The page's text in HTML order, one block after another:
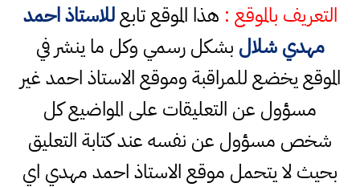
التعريف بالموقع : هذا الموقع تابعللاستاذ احمد
مهدي شلال بشكل رسمي وكل ما ينشر في
الموقع يخضع للمراقبة وموقع الاستاذ احمد غير
مسؤول عن التعليقات على المواضيع كل
شخص مسؤول عن نفسه عند كتابة التعليق
بحيث لا يتحمل موقع الاستاذ احمد مهدي اي